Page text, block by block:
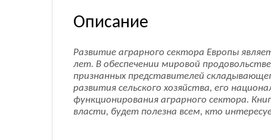
Описание
Развитие аграрного сектора Европы
лет. В обеспечении мировой
признанных представителей
развития сельского хозяйства, его
функционирования аграрного сектора.
власти, будет полезна всем, кто